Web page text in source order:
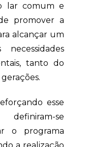
lar comum e
promover a
alcançar um
tanto do
esse
se
o programa